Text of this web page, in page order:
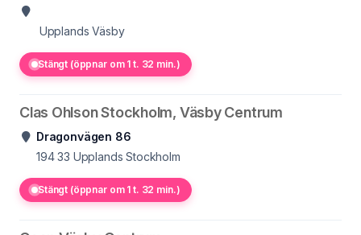
Upplands Väsby
Stängt (öppnar om 1 t. 32 min.)
Clas Ohlson Stockholm, Väsby Centrum
Dragonvägen 86
194 33 Upplands Stockholm
Stängt (öppnar om 1 t. 32 min.)